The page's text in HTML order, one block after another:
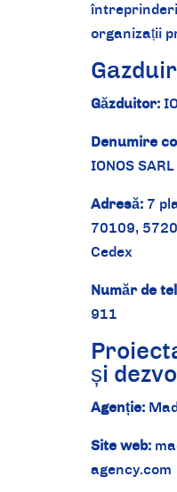
organizații
Găzduitor:
Denumire
IONOS SARL
Adresă:7
70109,
Cedex
Număr de
911
și
Agenție:
Site web:
agency.com